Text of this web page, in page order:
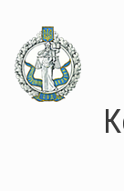
основного
матеріалу